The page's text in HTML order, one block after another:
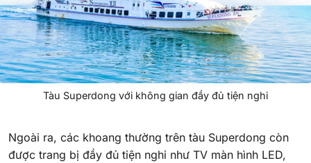
Tàu Superdong với không gian đầy đủ tiện nghi
Ngoài ra, các khoang thường trên tàu Superdong còn
được trang bị đầy đủ tiện nghi như TV màn hình LED,